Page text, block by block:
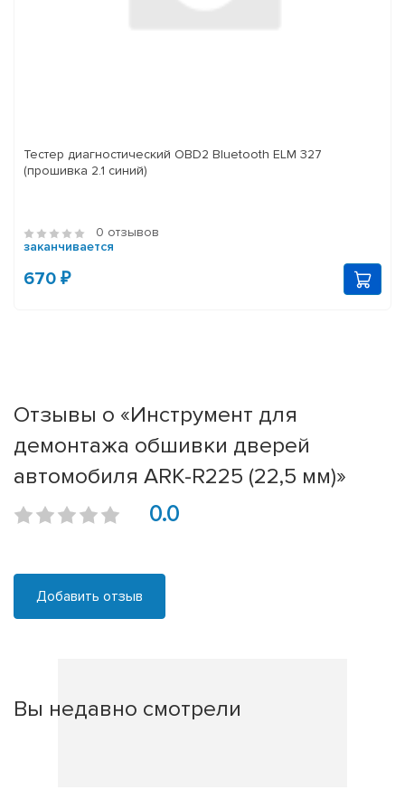
Тестер диагностический OBD2 Bluetooth ELM 327
(прошивка 2.1 синий)
0 отзывов
заканчивается
670 ₽
Отзывы о «Инструмент для
демонтажа обшивки дверей
автомобиля ARK-R225 (22,5 мм)»
0.0
Добавить отзыв
Вы недавно смотрели